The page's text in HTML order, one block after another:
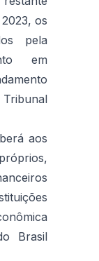
os
pela
em
aos
Brasil